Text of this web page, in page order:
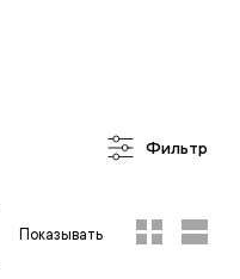
Фильтр
Показывать